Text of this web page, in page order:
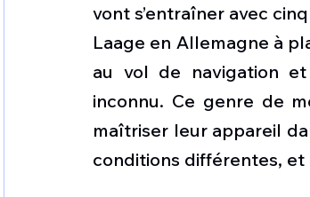
vont s’entraîner avec
Laage en Allemagne à
au vol de navigation
inconnu. Ce genre de
maîtriser leur appareil
conditions différentes,